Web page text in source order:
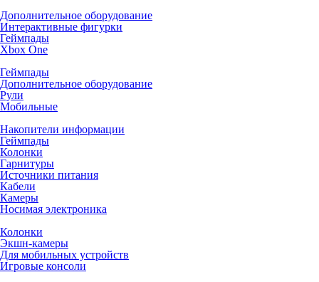
Дополнительное оборудование
Интерактивные фигурки
Геймпады
Xbox One
Геймпады
Дополнительное оборудование
Рули
Мобильные
Накопители информации
Геймпады
Колонки
Гарнитуры
Источники питания
Кабели
Камеры
Носимая электроника
Колонки
Экшн-камеры
Для мобильных устройств
Игровые консоли